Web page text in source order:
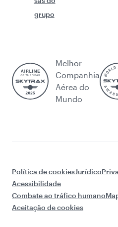
grupo
Melhor
Companhia
Aérea do
Mundo
Política de cookiesJurídico
Acessibilidade
Combate ao tráfico humano
Aceitação de cookies